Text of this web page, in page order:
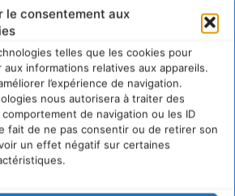
le consentement aux
telles que les cookies pour
informations relatives aux appareils.
l’expérience de navigation.
nous autorisera à traiter des
de navigation ou les ID
fait de ne pas consentir ou de retirer son
un effet négatif sur certaines